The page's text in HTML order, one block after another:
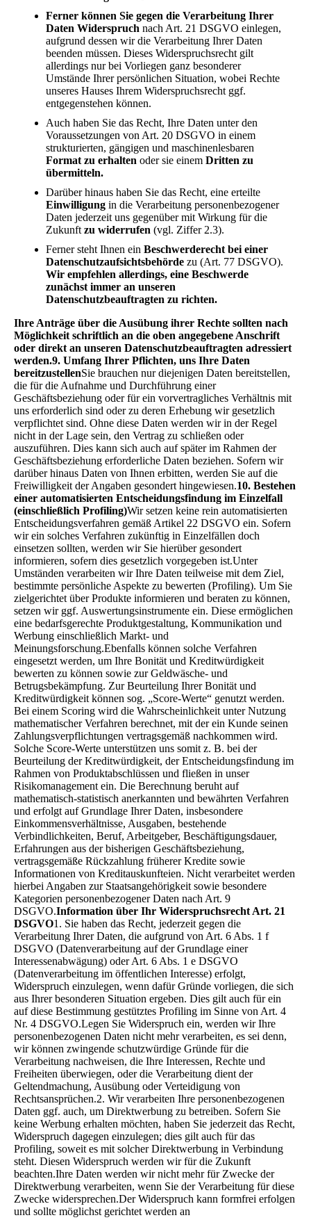
Ferner können Sie gegen die Verarbeitung Ihrer
Daten Widerspruch nach Art. 21 DSGVO einlegen,
aufgrund dessen wir die Verarbeitung Ihrer Daten
beenden müssen. Dieses Widerspruchsrecht gilt
allerdings nur bei Vorliegen ganz besonderer
Umstände Ihrer persönlichen Situation, wobei Rechte
unseres Hauses Ihrem Widerspruchsrecht ggf.
entgegenstehen können.
Auch haben Sie das Recht, Ihre Daten unter den
Voraussetzungen von Art. 20 DSGVO in einem
strukturierten, gängigen und maschinenlesbaren
Format zu erhalten oder sie einem Dritten zu
übermitteln.
Darüber hinaus haben Sie das Recht, eine erteilte
Einwilligung in die Verarbeitung personenbezogener
Daten jederzeit uns gegenüber mit Wirkung für die
Zukunft zu widerrufen (vgl. Ziffer 2.3).
Ferner steht Ihnen ein Beschwerderecht bei einer
Datenschutzaufsichtsbehörde zu (Art. 77 DSGVO).
Wir empfehlen allerdings, eine Beschwerde
zunächst immer an unseren
Datenschutzbeauftragten zu richten.
Ihre Anträge über die Ausübung ihrer Rechte sollten nach
Möglichkeit schriftlich an die oben angegebene Anschrift
oder direkt an unseren Datenschutzbeauftragten adressiert
werden.9. Umfang Ihrer Pflichten, uns Ihre Daten
bereitzustellenSie brauchen nur diejenigen Daten bereitstellen,
die für die Aufnahme und Durchführung einer
Geschäftsbeziehung oder für ein vorvertragliches Verhältnis mit
uns erforderlich sind oder zu deren Erhebung wir gesetzlich
verpflichtet sind. Ohne diese Daten werden wir in der Regel
nicht in der Lage sein, den Vertrag zu schließen oder
auszuführen. Dies kann sich auch auf später im Rahmen der
Geschäftsbeziehung erforderliche Daten beziehen. Sofern wir
darüber hinaus Daten von Ihnen erbitten, werden Sie auf die
Freiwilligkeit der Angaben gesondert hingewiesen.10. Bestehen
einer automatisierten Entscheidungsfindung im Einzelfall
(einschließlich Profiling)Wir setzen keine rein automatisierten
Entscheidungsverfahren gemäß Artikel 22 DSGVO ein. Sofern
wir ein solches Verfahren zukünftig in Einzelfällen doch
einsetzen sollten, werden wir Sie hierüber gesondert
informieren, sofern dies gesetzlich vorgegeben ist.Unter
Umständen verarbeiten wir Ihre Daten teilweise mit dem Ziel,
bestimmte persönliche Aspekte zu bewerten (Profiling). Um Sie
zielgerichtet über Produkte informieren und beraten zu können,
setzen wir ggf. Auswertungsinstrumente ein. Diese ermöglichen
eine bedarfsgerechte Produktgestaltung, Kommunikation und
Werbung einschließlich Markt- und
Meinungsforschung.Ebenfalls können solche Verfahren
eingesetzt werden, um Ihre Bonität und Kreditwürdigkeit
bewerten zu können sowie zur Geldwäsche- und
Betrugsbekämpfung. Zur Beurteilung Ihrer Bonität und
Kreditwürdigkeit können sog. „Score-Werte“ genutzt werden.
Bei einem Scoring wird die Wahrscheinlichkeit unter Nutzung
mathematischer Verfahren berechnet, mit der ein Kunde seinen
Zahlungsverpflichtungen vertragsgemäß nachkommen wird.
Solche Score-Werte unterstützen uns somit z. B. bei der
Beurteilung der Kreditwürdigkeit, der Entscheidungsfindung im
Rahmen von Produktabschlüssen und fließen in unser
Risikomanagement ein. Die Berechnung beruht auf
mathematisch-statistisch anerkannten und bewährten Verfahren
und erfolgt auf Grundlage Ihrer Daten, insbesondere
Einkommensverhältnisse, Ausgaben, bestehende
Verbindlichkeiten, Beruf, Arbeitgeber, Beschäftigungsdauer,
Erfahrungen aus der bisherigen Geschäftsbeziehung,
vertragsgemäße Rückzahlung früherer Kredite sowie
Informationen von Kreditauskunfteien. Nicht verarbeitet werden
hierbei Angaben zur Staatsangehörigkeit sowie besondere
Kategorien personenbezogener Daten nach Art. 9
DSGVO.Information über Ihr Widerspruchsrecht Art. 21
DSGVO1. Sie haben das Recht, jederzeit gegen die
Verarbeitung Ihrer Daten, die aufgrund von Art. 6 Abs. 1 f
DSGVO (Datenverarbeitung auf der Grundlage einer
Interessenabwägung) oder Art. 6 Abs. 1 e DSGVO
(Datenverarbeitung im öffentlichen Interesse) erfolgt,
Widerspruch einzulegen, wenn dafür Gründe vorliegen, die sich
aus Ihrer besonderen Situation ergeben. Dies gilt auch für ein
auf diese Bestimmung gestütztes Profiling im Sinne von Art. 4
Nr. 4 DSGVO.Legen Sie Widerspruch ein, werden wir Ihre
personenbezogenen Daten nicht mehr verarbeiten, es sei denn,
wir können zwingende schutzwürdige Gründe für die
Verarbeitung nachweisen, die Ihre Interessen, Rechte und
Freiheiten überwiegen, oder die Verarbeitung dient der
Geltendmachung, Ausübung oder Verteidigung von
Rechtsansprüchen.2. Wir verarbeiten Ihre personenbezogenen
Daten ggf. auch, um Direktwerbung zu betreiben. Sofern Sie
keine Werbung erhalten möchten, haben Sie jederzeit das Recht,
Widerspruch dagegen einzulegen; dies gilt auch für das
Profiling, soweit es mit solcher Direktwerbung in Verbindung
steht. Diesen Widerspruch werden wir für die Zukunft
beachten.Ihre Daten werden wir nicht mehr für Zwecke der
Direktwerbung verarbeiten, wenn Sie der Verarbeitung für diese
Zwecke widersprechen.Der Widerspruch kann formfrei erfolgen
und sollte möglichst gerichtet werden an